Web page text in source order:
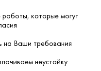
которые могут
на Ваши требования
неустойку